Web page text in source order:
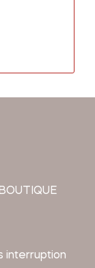
interruption